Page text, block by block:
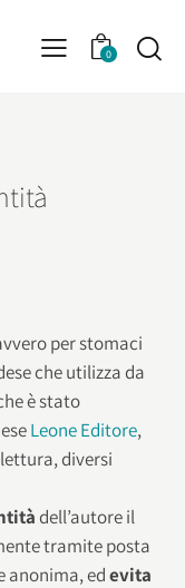
0
per stomaci
che utilizza da
è stato
Leone Editore,
diversi
dell’autore il
tramite posta
anonima, edevita